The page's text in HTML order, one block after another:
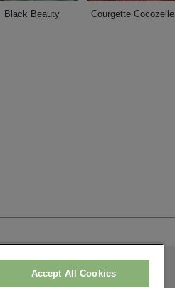
Black Beauty Courgette Cocozelle
Accept All Cookies